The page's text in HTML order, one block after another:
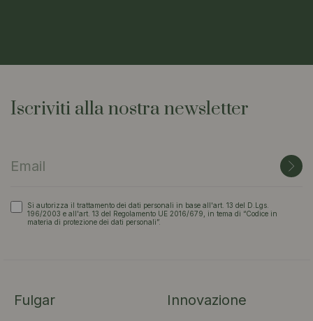
Iscriviti alla nostra newsletter
Si autorizza il trattamento dei dati personali in base all'art. 13 del D.Lgs.
196/2003 e all'art. 13 del Regolamento UE 2016/679, in tema di “Codice in
materia di protezione dei dati personali”.
Fulgar Innovazione